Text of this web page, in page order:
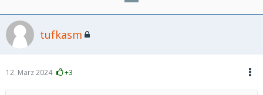
tufkasm
12. März 2024 +3